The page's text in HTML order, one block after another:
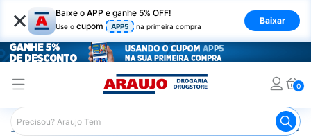
× Baixe o APP e ganhe 5% OFF!
Use o cupom APP5 na primeira compra
Baixar
0
Araujo Medicamentos Remédio para o Estômago e